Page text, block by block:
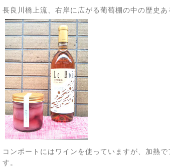
長良川橋上流、右岸に広がる葡萄棚の中の歴史あ
コンポートにはワインを使っていますが、加熱
す。